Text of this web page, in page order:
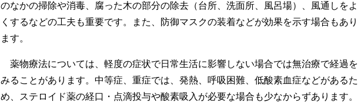
のなかの掃除や消毒、腐った木の部分の除去（台所、洗面所、風呂場）、風通しをよ
くするなどの工夫も重要です。また、防御マスクの装着などが効果を示す場合もあり
ます。
薬物療法については、軽度の症状で日常生活に影響しない場合では無治療で経過を
みることがあります。中等症、重症では、発熱、呼吸困難、低酸素血症などがあるた
め、ステロイド薬の経口・点滴投与や酸素吸入が必要な場合も少なからずあります。